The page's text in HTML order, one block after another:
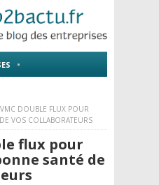
DOUBLE FLUX POUR
VOS COLLABORATEURS
flux pour
santé de